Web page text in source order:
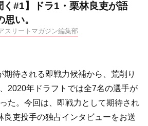
く#1】ドラ1・栗林良吏が語
い。
スリートマガジン編集部
待される即戦力候補から、荒削り
2020年ドラフトでは全7名の選手が
た。今回は、即戦力として期待され
良吏投手の独占インタビューをお送